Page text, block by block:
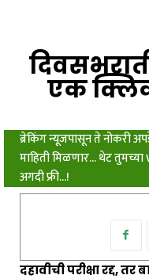
एक
ब्रेकिंग न्यूजपासून ते नोकरी
माहिती मिळणार... थेट
अगदी फ्री...!
दहावीची परीक्षा रद्द,